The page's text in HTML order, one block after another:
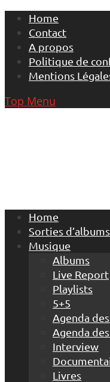
Skip
content
Home
Contact
A propos
Politique de
Mentions
Top Menu
Home
Sorties d’albums
Musique
Albums
Live Report
Playlists
5+5
Agenda
Agenda
Interview
Livres